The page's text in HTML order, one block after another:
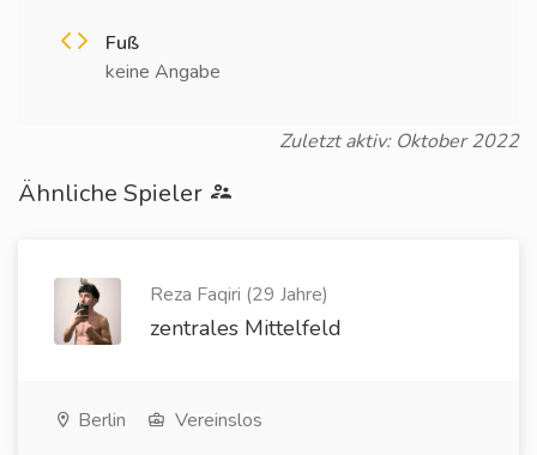
Fuß
keine Angabe
Zuletzt aktiv: Oktober 2022
Ähnliche Spieler
Reza Faqiri (29 Jahre)
zentrales Mittelfeld
Berlin Vereinslos